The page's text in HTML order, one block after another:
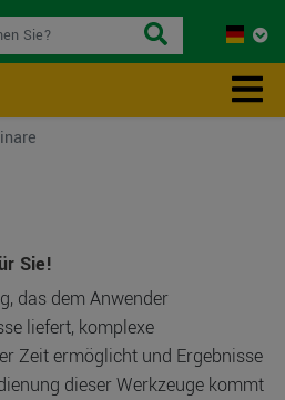
Sie!
das dem Anwender
liefert, komplexe
Zeit ermöglicht und Ergebnisse
dieser Werkzeuge kommt